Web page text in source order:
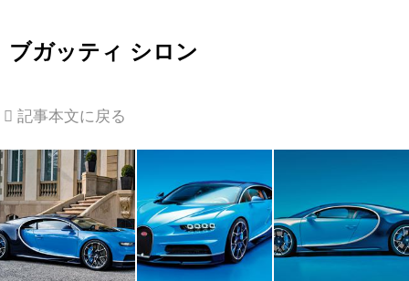
ブガッティ シロン
記事本文に戻る